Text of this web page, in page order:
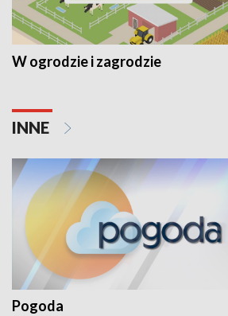
W ogrodzie i zagrodzie
INNE
Pogoda